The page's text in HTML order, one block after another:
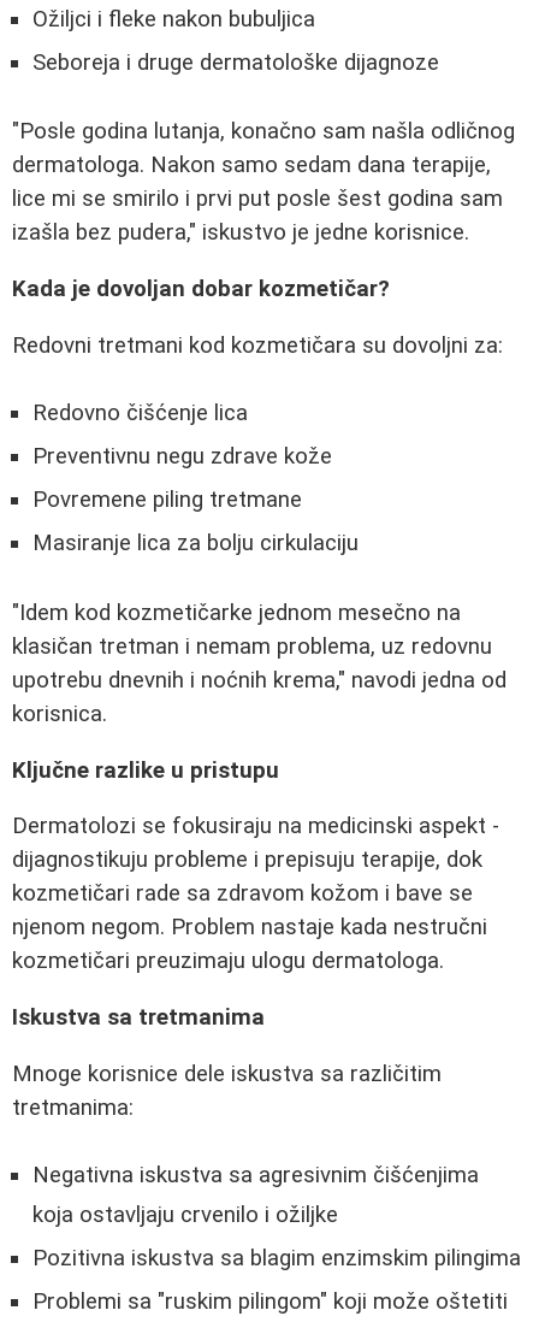
Ožiljci i fleke nakon bubuljica
Seboreja i druge dermatološke dijagnoze
"Posle godina lutanja, konačno sam našla odličnog
dermatologa. Nakon samo sedam dana terapije,
lice mi se smirilo i prvi put posle šest godina sam
izašla bez pudera," iskustvo je jedne korisnice.
Kada je dovoljan dobar kozmetičar?
Redovni tretmani kod kozmetičara su dovoljni za:
Redovno čišćenje lica
Preventivnu negu zdrave kože
Povremene piling tretmane
Masiranje lica za bolju cirkulaciju
"Idem kod kozmetičarke jednom mesečno na
klasičan tretman i nemam problema, uz redovnu
upotrebu dnevnih i noćnih krema," navodi jedna od
korisnica.
Ključne razlike u pristupu
Dermatolozi se fokusiraju na medicinski aspekt -
dijagnostikuju probleme i prepisuju terapije, dok
kozmetičari rade sa zdravom kožom i bave se
njenom negom. Problem nastaje kada nestručni
kozmetičari preuzimaju ulogu dermatologa.
Iskustva sa tretmanima
Mnoge korisnice dele iskustva sa različitim
tretmanima:
Negativna iskustva sa agresivnim čišćenjima
koja ostavljaju crvenilo i ožiljke
Pozitivna iskustva sa blagim enzimskim pilingima
Problemi sa "ruskim pilingom" koji može oštetiti